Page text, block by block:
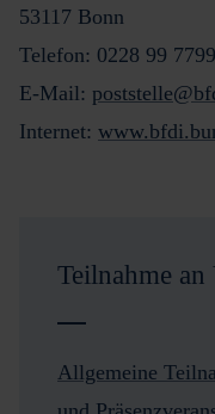
53117 Bonn
Telefon: 0228 99
E-Mail:
Internet:
Teilnahme an
Allgemeine